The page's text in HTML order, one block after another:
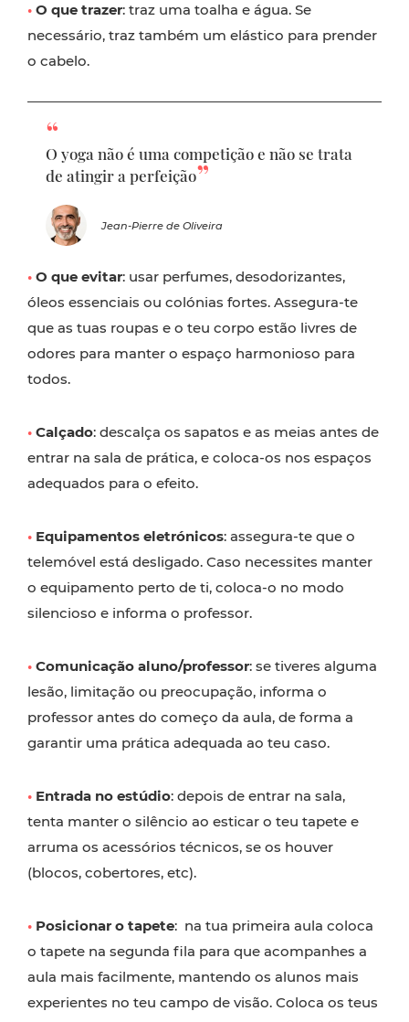
• O que trazer: traz uma toalha e água. Se
necessário, traz também um elástico para prender
o cabelo.
O yoga não é uma competição e não se trata
de atingir a perfeição
Jean-Pierre de Oliveira
• O que evitar: usar perfumes, desodorizantes,
óleos essenciais ou colónias fortes. Assegura-te
que as tuas roupas e o teu corpo estão livres de
odores para manter o espaço harmonioso para
todos.
• Calçado: descalça os sapatos e as meias antes de
entrar na sala de prática, e coloca-os nos espaços
adequados para o efeito.
• Equipamentos eletrónicos: assegura-te que o
telemóvel está desligado. Caso necessites manter
o equipamento perto de ti, coloca-o no modo
silencioso e informa o professor.
• Comunicação aluno/professor: se tiveres alguma
lesão, limitação ou preocupação, informa o
professor antes do começo da aula, de forma a
garantir uma prática adequada ao teu caso.
• Entrada no estúdio: depois de entrar na sala,
tenta manter o silêncio ao esticar o teu tapete e
arruma os acessórios técnicos, se os houver
(blocos, cobertores, etc).
• Posicionar o tapete: na tua primeira aula coloca
o tapete na segunda fila para que acompanhes a
aula mais facilmente, mantendo os alunos mais
experientes no teu campo de visão. Coloca os teus